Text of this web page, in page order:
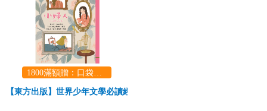
1800滿額贈：口袋玩具一份（隨機出貨） (summer read)
【東方出版】世界少年文學必讀經典60-小婦人